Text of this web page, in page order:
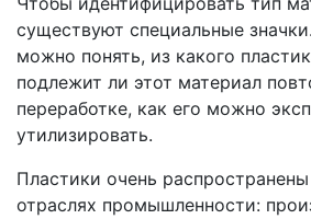
существуют специальные
можно понять, из какого
подлежит ли этот материал
переработке, как его можно
утилизировать.
Пластики очень
отраслях промышленности: